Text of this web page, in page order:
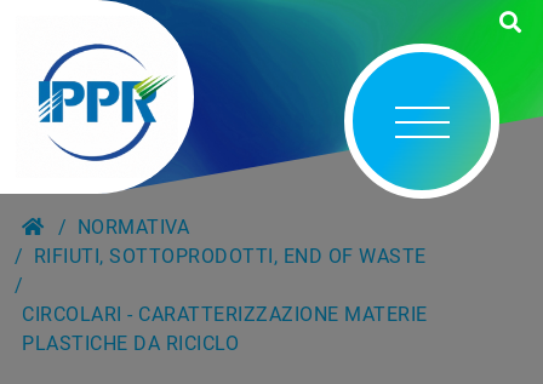
NORMATIVA
RIFIUTI, SOTTOPRODOTTI, END OF WASTE
CIRCOLARI - CARATTERIZZAZIONE MATERIE
PLASTICHE DA RICICLO